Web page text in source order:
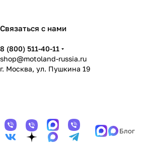
Связаться с нами
8 (800) 511-40-11
shop@motoland-russia.ru
г. Москва, ул. Пушкина 19
Блог